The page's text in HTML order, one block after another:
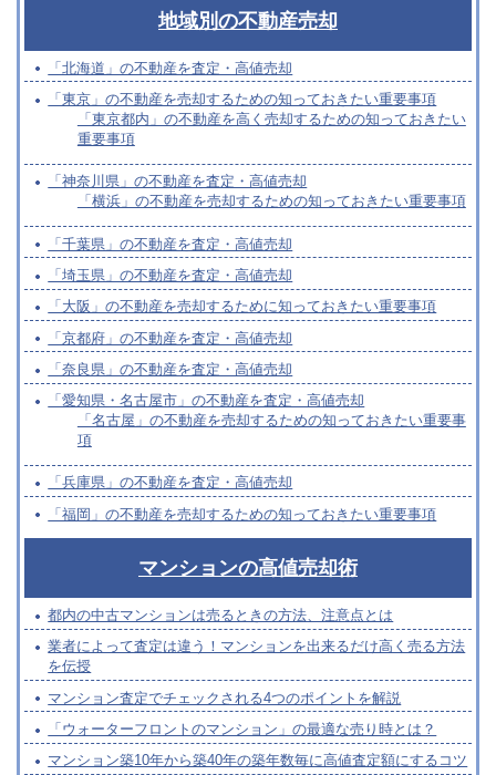
地域別の不動産売却
「北海道」の不動産を査定・高値売却
「東京」の不動産を売却するための知っておきたい重要事項
「東京都内」の不動産を高く売却するための知っておきたい
重要事項
「神奈川県」の不動産を査定・高値売却
「横浜」の不動産を売却するための知っておきたい重要事項
「千葉県」の不動産を査定・高値売却
「埼玉県」の不動産を査定・高値売却
「大阪」の不動産を売却するために知っておきたい重要事項
「京都府」の不動産を査定・高値売却
「奈良県」の不動産を査定・高値売却
「愛知県・名古屋市」の不動産を査定・高値売却
「名古屋」の不動産を売却するための知っておきたい重要事
項
「兵庫県」の不動産を査定・高値売却
「福岡」の不動産を売却するための知っておきたい重要事項
マンションの高値売却術
都内の中古マンションは売るときの方法、注意点とは
業者によって査定は違う！マンションを出来るだけ高く売る方法
を伝授
マンション査定でチェックされる4つのポイントを解説
「ウォーターフロントのマンション」の最適な売り時とは？
マンション築10年から築40年の築年数毎に高値査定額にするコツ